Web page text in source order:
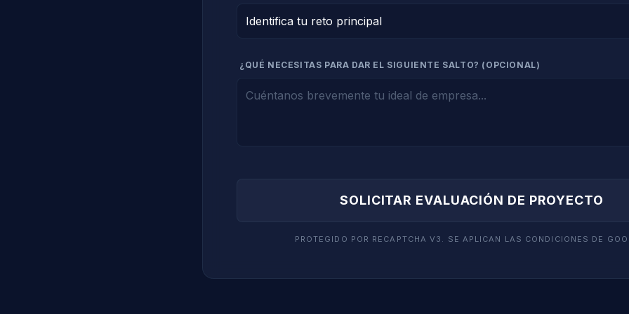
¿QUÉ NECESITAS PARA DAR EL SIGUIENTE SALTO? (OPCIONAL)
SOLICITAR EVALUACIÓN DE PROYECTO
PROTEGIDO POR RECAPTCHA V3. SE APLICAN LAS CONDICIONES DE